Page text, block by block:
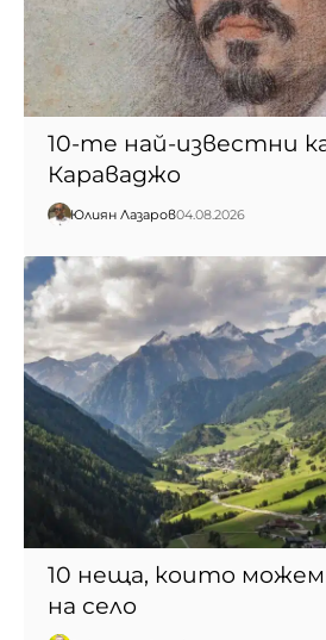
10-те най-известни
Караваджо
Юлиян Лазаров04.08.2026
10 неща, които
на село